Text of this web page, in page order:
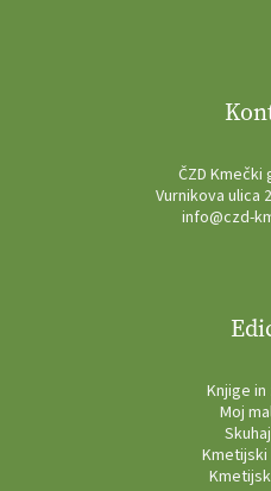
ČZD Kmečki
Vurnikova ulica
info@czd-
Knjige
Moj